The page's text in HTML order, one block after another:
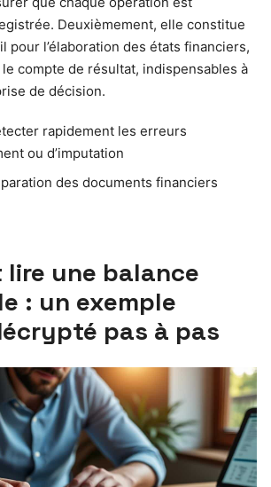
Deuxièmement, elle constitue
pour l’élaboration des états financiers,
compte de résultat, indispensables à
de décision.
rapidement les erreurs
ou d’imputation
des documents financiers
lire une balance
: un exemple
pas à pas